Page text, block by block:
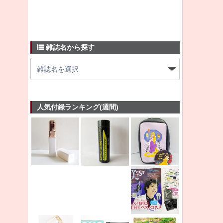
雑誌名から探す
人気付録ランキング(週間)